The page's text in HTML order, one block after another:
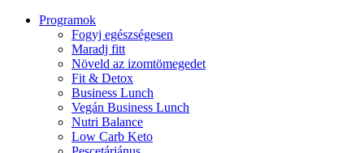
Programok
Fogyj egészségesen
Maradj fitt
Növeld az izomtömegedet
Fit & Detox
Business Lunch
Vegán Business Lunch
Nutri Balance
Low Carb Keto